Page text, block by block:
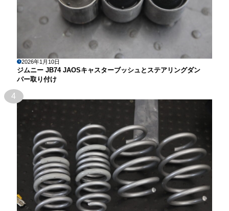
2026年1月10日
ジムニー JB74 JAOSキャスターブッシュとステアリングダン
パー取り付け
4